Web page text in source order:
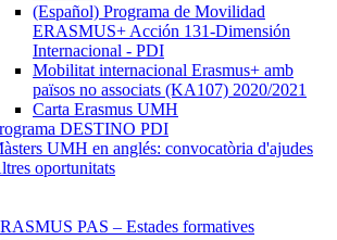
(Español) Programa de Movilidad
ERASMUS+ Acción 131-Dimensión
Internacional - PDI
Mobilitat internacional Erasmus+ amb
països no associats (KA107) 2020/2021
Carta Erasmus UMH
DESTINO PDI
UMH en anglés: convocatòria d'ajudes
oportunitats
PAS – Estades formatives